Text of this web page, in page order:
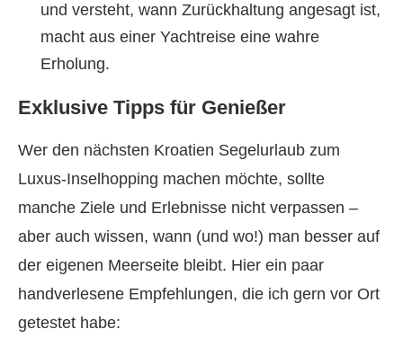
und versteht, wann Zurückhaltung angesagt ist,
macht aus einer Yachtreise eine wahre
Erholung.
Exklusive Tipps für Genießer
Wer den nächsten Kroatien Segelurlaub zum
Luxus-Inselhopping machen möchte, sollte
manche Ziele und Erlebnisse nicht verpassen –
aber auch wissen, wann (und wo!) man besser auf
der eigenen Meerseite bleibt. Hier ein paar
handverlesene Empfehlungen, die ich gern vor Ort
getestet habe: